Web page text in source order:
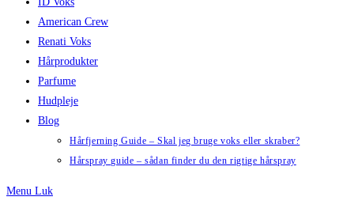
American Crew
Renati Voks
Hårprodukter
Parfume
Hudpleje
Blog
Hårfjerning Guide – Skal jeg bruge voks eller skraber?
Hårspray guide – sådan finder du den rigtige hårspray
Menu Luk